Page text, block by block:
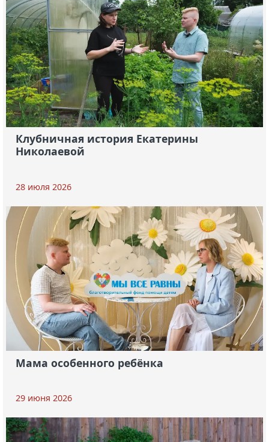
Клубничная история Екатерины
Николаевой
28 июля 2026
Мама особенного ребёнка
29 июня 2026